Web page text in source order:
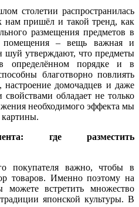
столетии распространилась
нам пришёл и такой тренд, как
размещения предметов в
помещения – вещь важная и
утверждают, что предметы
в определённом порядке и в
благотворно повлиять
домочадцев и даже
обладает не только
необходимого эффекта мы
картины.
где разместить
покупателя важно, чтобы в
товаров. Именно поэтому на
можете встретить множество
японской культуры. В